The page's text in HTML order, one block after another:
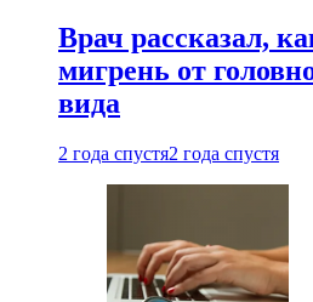
Врач рассказал,
мигрень от
вида
2 года спустя2 года спустя